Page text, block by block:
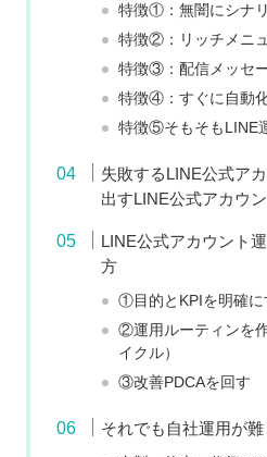
特徴①：無闇にシナ
特徴②：リッチメニ
特徴③：配信メッセ
特徴④：すぐに自動
特徴⑤そもそもLINE
失敗するLINE公式ア
出すLINE公式アカウ
LINE公式アカウント
方
①目的とKPIを明確に
②運用ルーティンを
イクル）
③改善PDCAを回す
それでも自社運用が